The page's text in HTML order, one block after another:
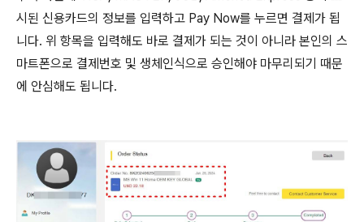
시된 신용카드의 정보를 입력하고 Pay Now를 누르면 결제가 됩
니다. 위 항목을 입력해도 바로 결제가 되는 것이 아니라 본인의 스
마트폰으로 결제번호 및 생체인식으로 승인해야 마무리되기 때문
에 안심해도 됩니다.